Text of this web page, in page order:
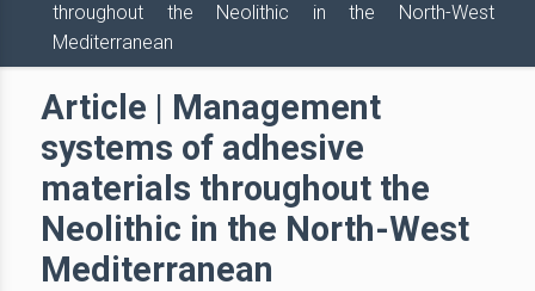
throughout the Neolithic in the North-West
Mediterranean
Article | Management
systems of adhesive
materials throughout the
Neolithic in the North-West
Mediterranean